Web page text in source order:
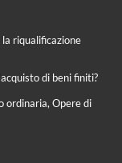
riqualificazione
di beni finiti?
ordinaria, Opere di